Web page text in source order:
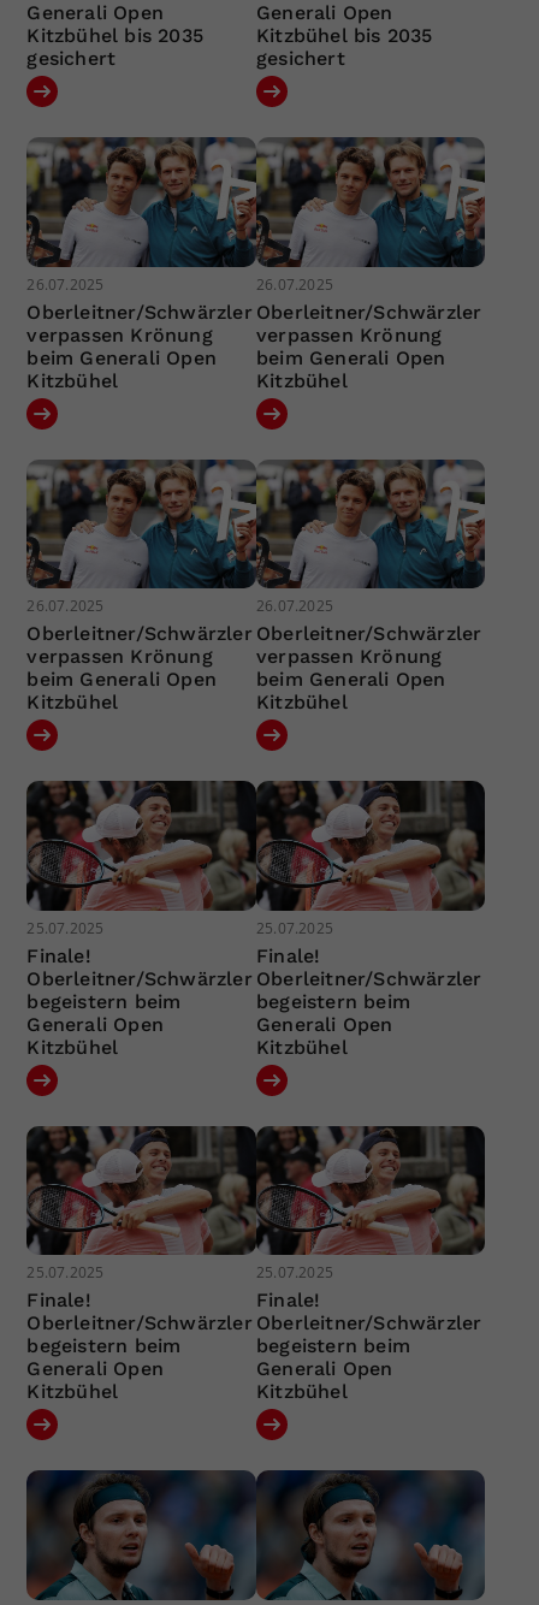
Generali Open
Kitzbühel bis 2035
gesichert
Generali Open
Kitzbühel bis 2035
gesichert
26.07.2025
Oberleitner/Schwärzler
verpassen Krönung
beim Generali Open
Kitzbühel
26.07.2025
Oberleitner/Schwärzler
verpassen Krönung
beim Generali Open
Kitzbühel
26.07.2025
Oberleitner/Schwärzler
verpassen Krönung
beim Generali Open
Kitzbühel
26.07.2025
Oberleitner/Schwärzler
verpassen Krönung
beim Generali Open
Kitzbühel
25.07.2025
Finale!
Oberleitner/Schwärzler
begeistern beim
Generali Open
Kitzbühel
25.07.2025
Finale!
Oberleitner/Schwärzler
begeistern beim
Generali Open
Kitzbühel
25.07.2025
Finale!
Oberleitner/Schwärzler
begeistern beim
Generali Open
Kitzbühel
25.07.2025
Finale!
Oberleitner/Schwärzler
begeistern beim
Generali Open
Kitzbühel